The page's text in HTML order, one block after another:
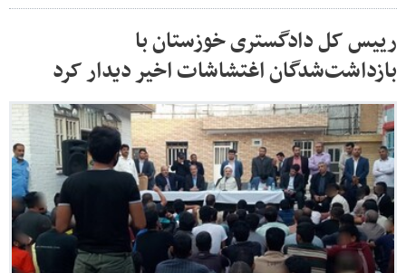
رییس‌ کل دادگستری خوزستان با
بازداشت‌شدگان اغتشاشات اخیر دیدار کرد